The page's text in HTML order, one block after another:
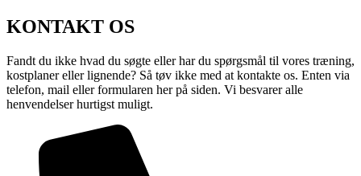
KONTAKT OS
Fandt du ikke hvad du søgte eller har du spørgsmål til vores træning,
kostplaner eller lignende? Så tøv ikke med at kontakte os. Enten via
telefon, mail eller formularen her på siden. Vi besvarer alle
henvendelser hurtigst muligt.